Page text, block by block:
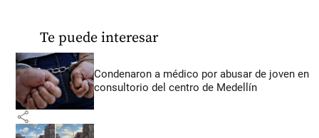
Te puede interesar
Condenaron a médico por abusar de joven en
consultorio del centro de Medellín
share